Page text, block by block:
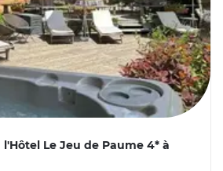
Le Jeu de Paume 4* à